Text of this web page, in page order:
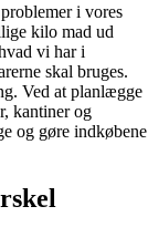
i vores
kilo mad ud
vi har i
skal bruges.
Ved at planlægge
kantiner og
og gøre indkøbene